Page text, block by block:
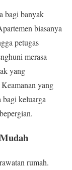
bagi banyak
biasanya
petugas
merasa
yang
yang
bagi keluarga
rumah.